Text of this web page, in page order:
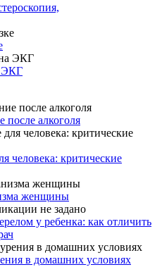
ЭКГ
после алкоголя
человека: критические
женщины
у ребенка: как отличить
в домашних условиях